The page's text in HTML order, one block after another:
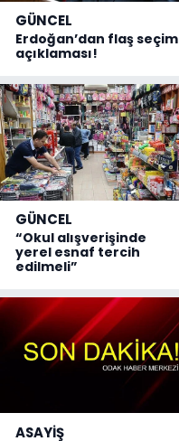
GÜNCEL
Erdoğan’dan flaş seçim
açıklaması!
GÜNCEL
“Okul alışverişinde
yerel esnaf tercih
edilmeli”
ASAYİŞ